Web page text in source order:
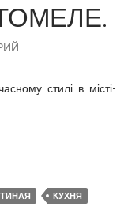
стилі в місті-
КУХНЯ